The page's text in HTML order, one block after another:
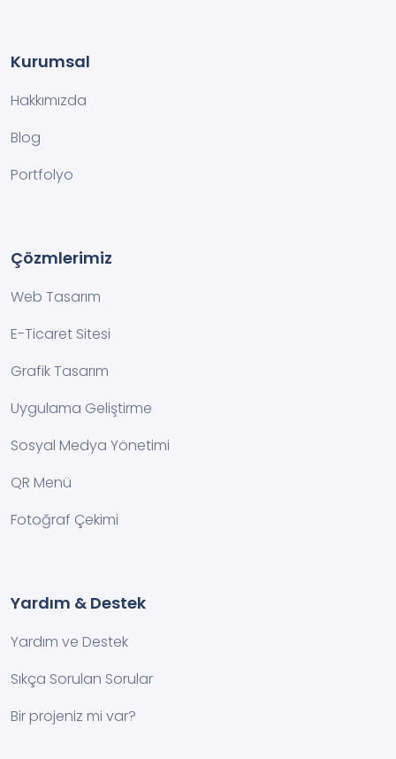
Kurumsal
Hakkımızda
Blog
Portfolyo
Çözmlerimiz
Web Tasarım
E-Ticaret Sitesi
Grafik Tasarım
Uygulama Geliştirme
Sosyal Medya Yönetimi
QR Menü
Fotoğraf Çekimi
Yardım & Destek
Yardım ve Destek
Sıkça Sorulan Sorular
Bir projeniz mi var?